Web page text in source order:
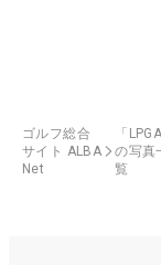
ゴルフ総合
サイト ALBA
Net
「LPGA
の写真
覧